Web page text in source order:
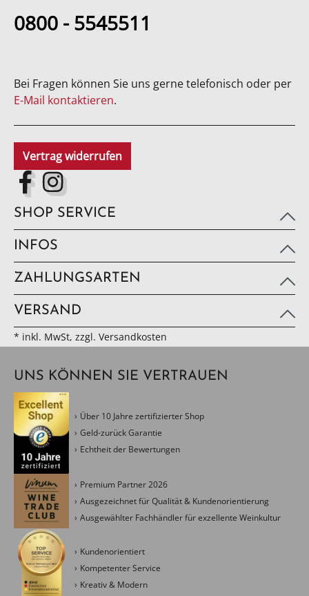
0800 - 5545511
Bei Fragen können Sie uns gerne telefonisch oder per
E-Mail kontaktieren.
Vertrag widerrufen
SHOP SERVICE
INFOS
ZAHLUNGSARTEN
VERSAND
* inkl. MwSt, zzgl. Versandkosten
UNS KÖNNEN SIE VERTRAUEN
Über 10 Jahre zertifizierter Shop
Geld-zurück Garantie
Echtheit der Bewertungen
Premium Partner 2026
Ausgezeichnet für Qualität & Kundenorientierung
Ausgewählter Fachhändler für exzellente Weinkultur
Kundenorientiert
Kompetenter Service
Kreativ & Modern